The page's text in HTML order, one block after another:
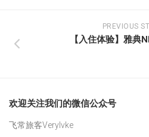
PREVIOUS
【入住体验】雅典
欢迎关注我们的微信公众号
飞常旅客Verylvke